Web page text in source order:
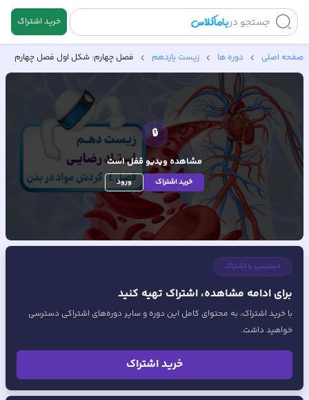
جستجو در خرید اشتراک
صفحه اصلی دوره ها زیست یازدهم فصل چهارم: شکل اول فصل چهارم
🔒
مشاهده ویدیوقفل است
خرید اشتراک ورود
دسترسی با اشتراک
برای ادامه مشاهده، اشتراک تهیه کنید
با خرید اشتراک، به محتوای کامل این دوره و سایر دوره‌های اشتراکی دسترسی
خواهید داشت.
خرید اشتراک